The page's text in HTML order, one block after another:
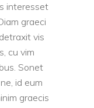
interesset
graeci
vis
cu vim
Sonet
id eum
graecis